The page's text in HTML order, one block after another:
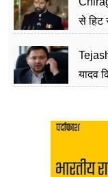
से हिट
यादव